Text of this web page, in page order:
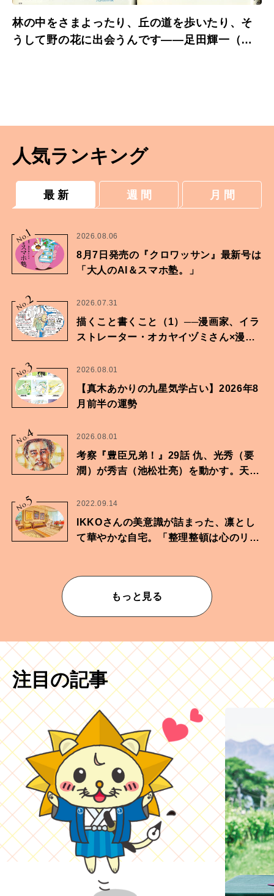
林の中をさまよったり、丘の道を歩いたり、そ
うして野の花に出会うんです――足田輝一（ナ
人気ランキング
最 新 週 間 月 間
No.
1 2026.08.06
8月7日発売の『クロワッサン』最新号は
「大人のAI＆スマホ塾。」
No.2 2026.07.31
描くこと書くこと（1）──漫画家、イラ
ストレーター・オカヤイヅミさん×漫画
No.3 2026.08.01
【真木あかりの九星気学占い】2026年8
月前半の運勢
No.4 2026.08.01
考察『豊臣兄弟！』29話 仇、光秀（要
潤）が秀吉（池松壮亮）を動かす。天下
No.5 2022.09.14
IKKOさんの美意識が詰まった、凛とし
て華やかな自宅。「整理整頓は心のリズ
もっと見る
注目の記事